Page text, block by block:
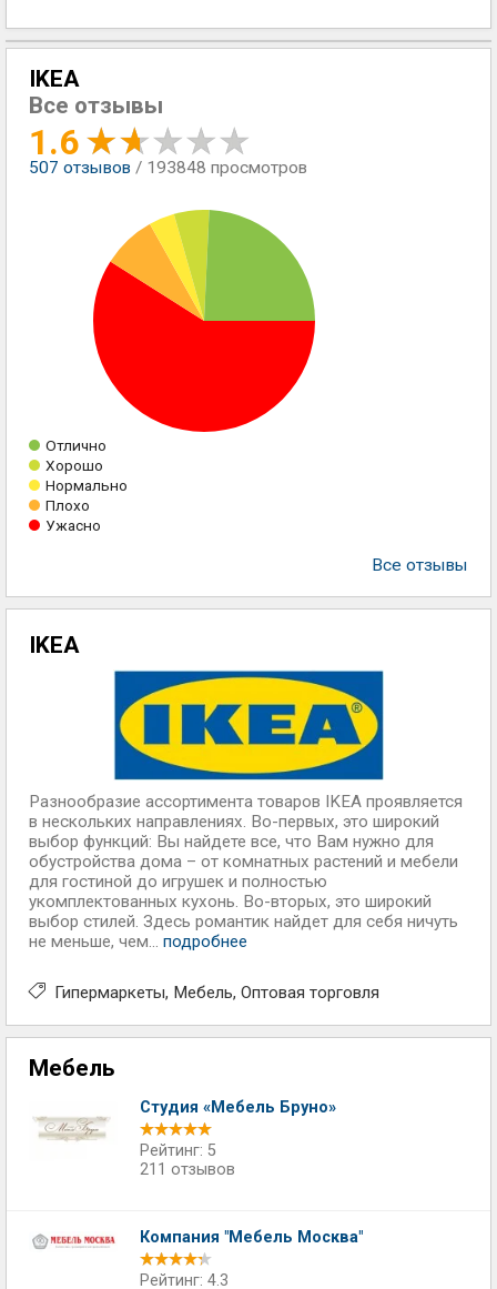
IKEA
Все отзывы
1.6
507 отзывов / 193848 просмотров
Отлично
Хорошо
Нормально
Плохо
Ужасно
Все отзывы
IKEA
Разнообразие ассортимента товаров IKEA проявляется
в нескольких направлениях. Во-первых, это широкий
выбор функций: Вы найдете все, что Вам нужно для
обустройства дома – от комнатных растений и мебели
для гостиной до игрушек и полностью
укомплектованных кухонь. Во-вторых, это широкий
выбор стилей. Здесь романтик найдет для себя ничуть
не меньше, чем... подробнее
Гипермаркеты Мебель Оптовая торговля
Мебель
Студия «Мебель Бруно»
Рейтинг: 5
211 отзывов
Компания "Мебель Москва"
Рейтинг: 4.3